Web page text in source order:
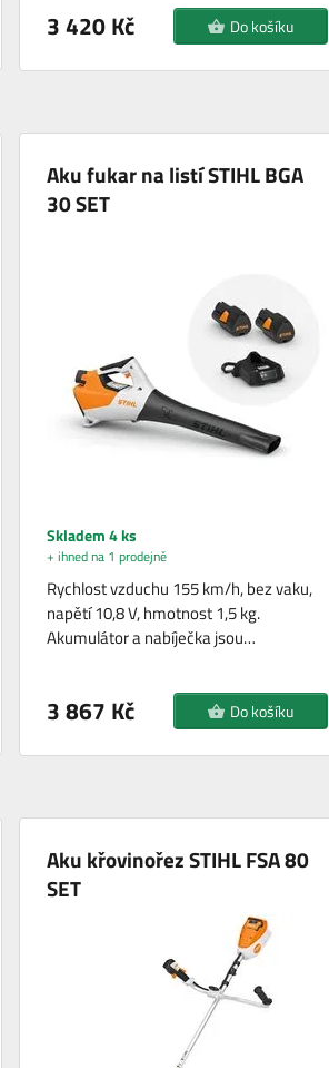
3 420 Kč Do košíku
Aku fukar na listí STIHL BGA
30 SET
Skladem 4 ks
+ ihned na 1 prodejně
Rychlost vzduchu 155 km/h, bez vaku,
napětí 10,8 V, hmotnost 1,5 kg.
Akumulátor a nabíječka jsou…
3 867 Kč Do košíku
Aku křovinořez STIHL FSA 80
SET